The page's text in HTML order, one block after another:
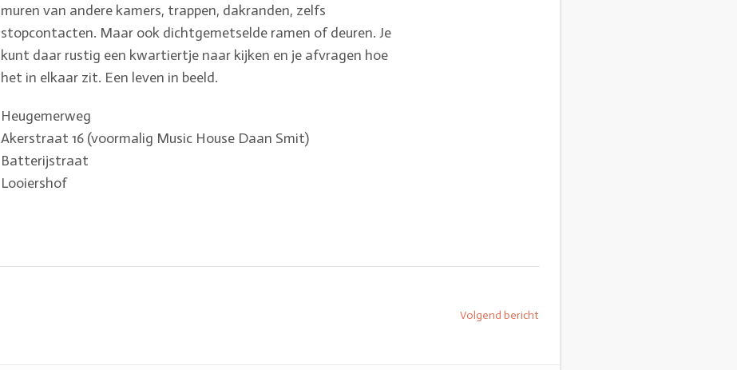
muren van andere kamers, trappen, dakranden, zelfs
stopcontacten. Maar ook dichtgemetselde ramen of deuren. Je
kunt daar rustig een kwartiertje naar kijken en je afvragen hoe
het in elkaar zit. Een leven in beeld.
Heugemerweg
Akerstraat 16 (voormalig Music House Daan Smit)
Batterijstraat
Looiershof
Volgend bericht